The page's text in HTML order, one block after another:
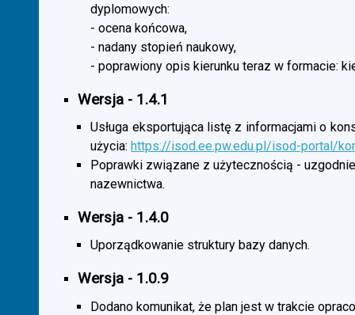
dyplomowych:
- ocena końcowa,
- nadany stopień naukowy,
- poprawiony opis kierunku teraz w formacie:
Wersja - 1.4.1
Usługa eksportująca listę z informacjami o
użycia: https://isod.ee.pw.edu.pl/isod-portal/
Poprawki związane z użytecznością -
nazewnictwa.
Wersja - 1.4.0
Uporządkowanie struktury bazy danych.
Wersja - 1.0.9
Dodano komunikat, że plan jest w trakcie